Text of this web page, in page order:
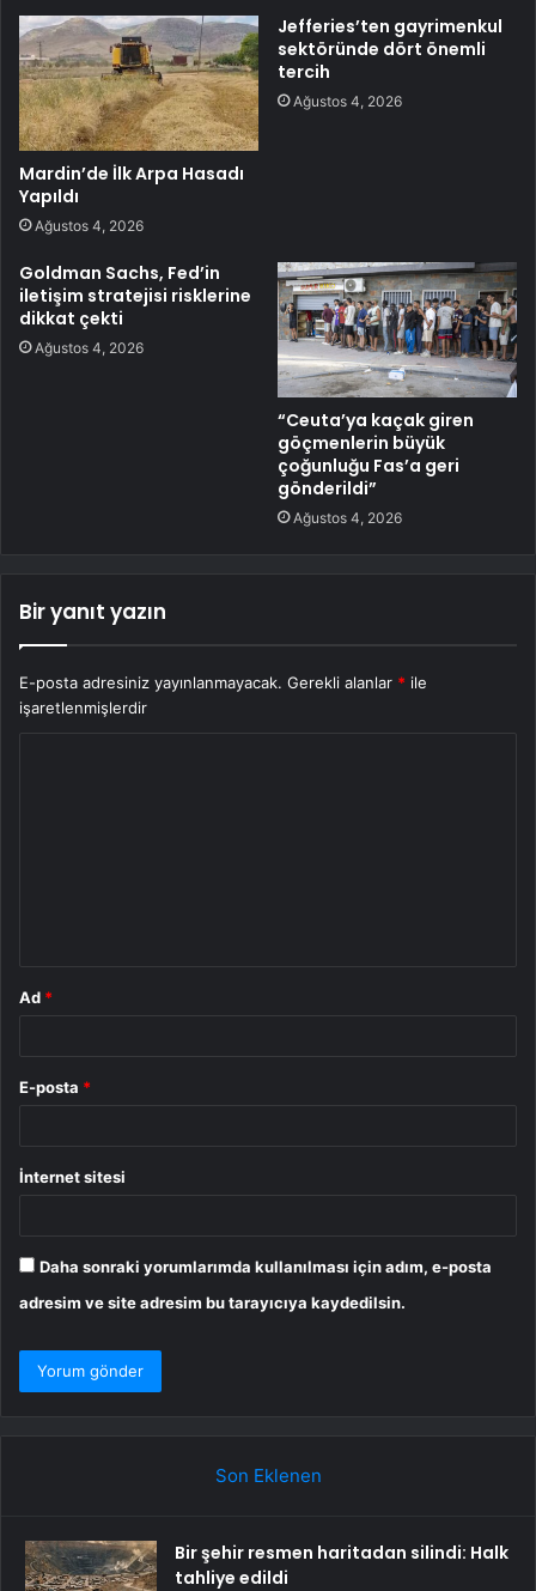
Mardin’de İlk Arpa Hasadı
Yapıldı
Ağustos 4, 2026
Jefferies’ten gayrimenkul
sektöründe dört önemli
tercih
Ağustos 4, 2026
Goldman Sachs, Fed’in
iletişim stratejisi risklerine
dikkat çekti
Ağustos 4, 2026
“Ceuta’ya kaçak giren
göçmenlerin büyük
çoğunluğu Fas’a geri
gönderildi”
Ağustos 4, 2026
Bir yanıt yazın
E-posta adresiniz yayınlanmayacak. Gerekli alanlar * ile
işaretlenmişlerdir
Ad *
E-posta *
İnternet sitesi
Daha sonraki yorumlarımda kullanılması için adım, e-posta
adresim ve site adresim bu tarayıcıya kaydedilsin.
Son Eklenen
Bir şehir resmen haritadan silindi: Halk
tahliye edildi